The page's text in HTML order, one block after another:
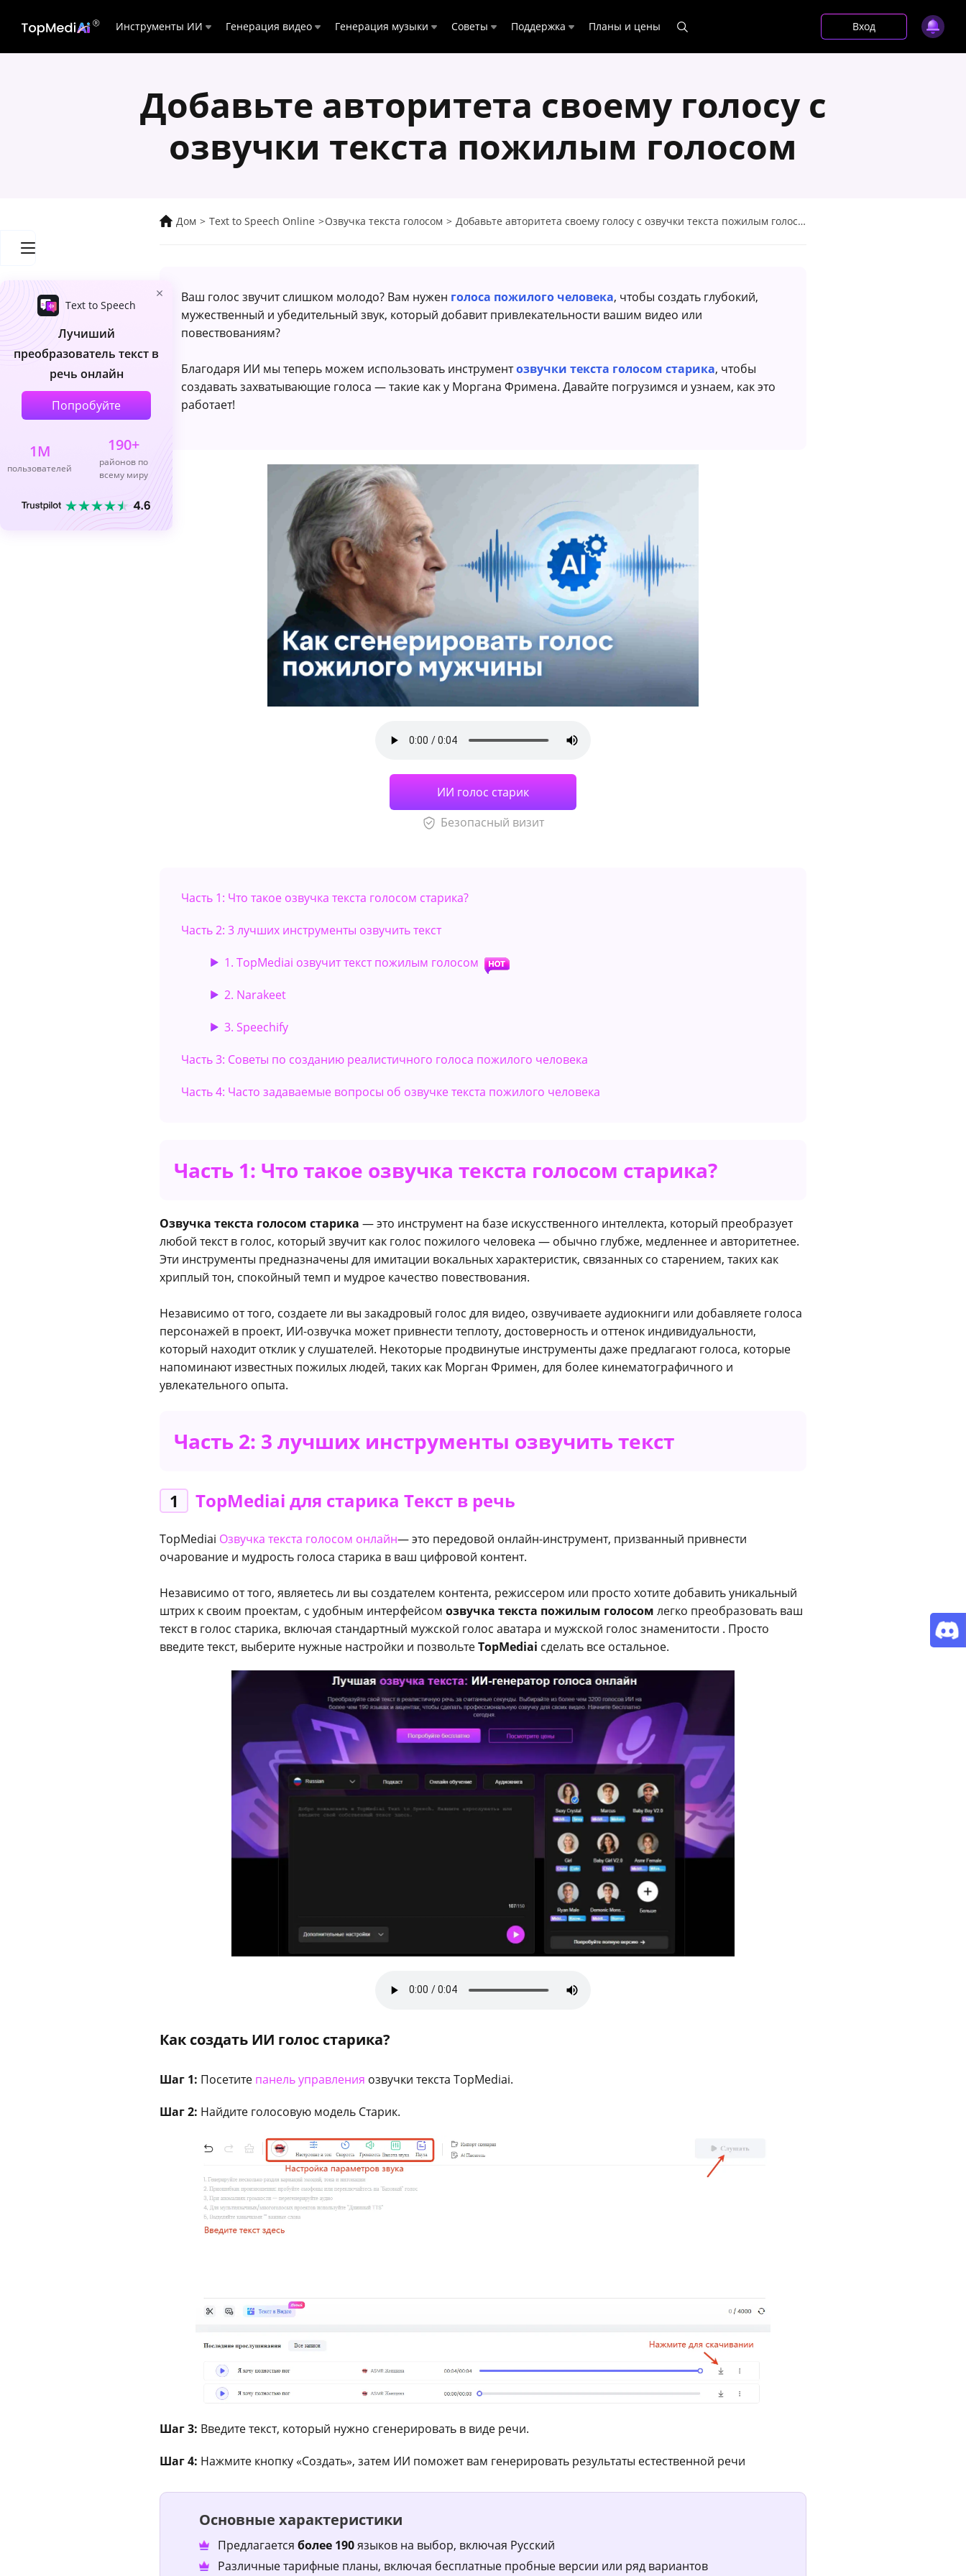
Инструменты ИИ Генерация видео Генерация музыки Советы Поддержка Планы и цены Вход
Добавьте авторитета своему голосу с
озвучки текста пожилым голосом
Text to Speech
Лучиший
преобразователь текст в
речь онлайн
Попробуйте
1M
пользователей
190+
районов по
всему миру
Дом > Text to Speech Online >Озвучка текста голосом > Добавьте авторитета своему голосу с озвучки текста пожилым голосом
Ваш голос звучит слишком молодо? Вам нужен голоса пожилого человека, чтобы создать глубокий,
мужественный и убедительный звук, который добавит привлекательности вашим видео или
повествованиям?
Благодаря ИИ мы теперь можем использовать инструментозвучки текста голосом старика, чтобы
создавать захватывающие голоса — такие как у Моргана Фримена. Давайте погрузимся и узнаем, как это
работает!
ИИ голос старик
Безопасный визит
Часть 1: Что такое озвучка текста голосом старика?
Часть 2: 3 лучших инструменты озвучить текст
1. TopMediai озвучит текст пожилым голосом
2. Narakeet
3. Speechify
Часть 3: Советы по созданию реалистичного голоса пожилого человека
Часть 4: Часто задаваемые вопросы об озвучке текста пожилого человека
Часть 1: Что такое озвучка текста голосом старика?
Озвучка текста голосом старика — это инструмент на базе искусственного интеллекта, который преобразует
любой текст в голос, который звучит как голос пожилого человека — обычно глубже, медленнее и авторитетнее.
Эти инструменты предназначены для имитации вокальных характеристик, связанных со старением, таких как
хриплый тон, спокойный темп и мудрое качество повествования.
Независимо от того, создаете ли вы закадровый голос для видео, озвучиваете аудиокниги или добавляете голоса
персонажей в проект, ИИ-озвучка может привнести теплоту, достоверность и оттенок индивидуальности,
который находит отклик у слушателей. Некоторые продвинутые инструменты даже предлагают голоса, которые
напоминают известных пожилых людей, таких как Морган Фримен, для более кинематографичного и
увлекательного опыта.
Часть 2: 3 лучших инструменты озвучить текст
1 TopMediai для старика Текст в речь
TopMediai Озвучка текста голосом онлайн— это передовой онлайн-инструмент, призванный привнести
очарование и мудрость голоса старика в ваш цифровой контент.
Независимо от того, являетесь ли вы создателем контента, режиссером или просто хотите добавить уникальный
штрих к своим проектам, с удобным интерфейсом озвучка текста пожилым голосом легко преобразовать ваш
текст в голос старика, включая стандартный мужской голос аватара и мужской голос знаменитости . Просто
введите текст, выберите нужные настройки и позвольтеTopMediai сделать все остальное.
Как создать ИИ голос старика?
Шаг 1: Посетите панель управления озвучки текста TopMediai.
Шаг 2: Найдите голосовую модель Старик.
Шаг 3: Введите текст, который нужно сгенерировать в виде речи.
Шаг 4: Нажмите кнопку «Создать», затем ИИ поможет вам генерировать результаты естественной речи
Основные характеристики
Предлагается более 190языков на выбор, включая Русский
Различные тарифные планы, включая бесплатные пробные версии или ряд вариантов